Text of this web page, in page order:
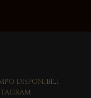
DISPONIBILI